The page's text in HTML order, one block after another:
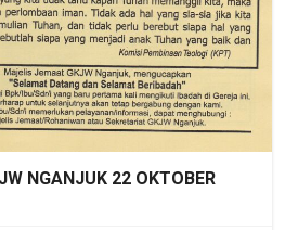
NGANJUK 22 OKTOBER